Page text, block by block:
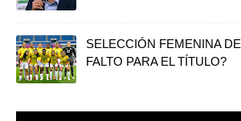
SELECCIÓN FEMENINA
FALTO PARA EL TÍTULO?